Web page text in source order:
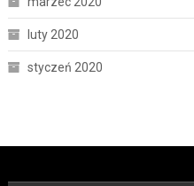
luty 2020
styczeń 2020